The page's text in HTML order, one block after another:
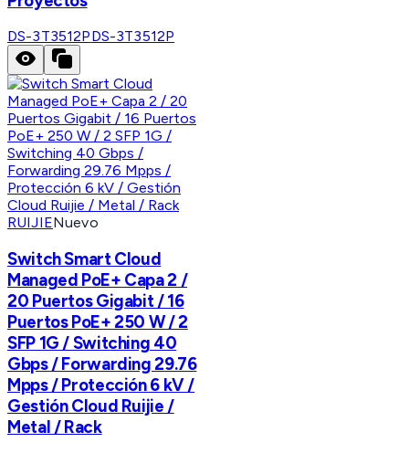
DS-3T3512PDS-3T3512P
RUIJIENuevo
Switch Smart Cloud
Managed PoE+ Capa 2 /
20 Puertos Gigabit / 16
Puertos PoE+ 250 W / 2
SFP 1G / Switching 40
Gbps / Forwarding 29.76
Mpps / Protección 6 kV /
Gestión Cloud Ruijie /
Metal / Rack